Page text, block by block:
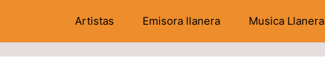
Artistas Emisora llanera Musica Llanera